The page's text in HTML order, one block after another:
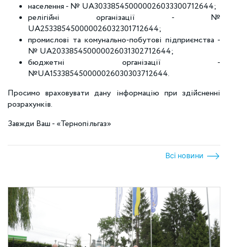
населення - № UA303385450000026033300712644;
релігійні організації - №
UA253385450000026032301712644;
промислові та комунально-побутові підприємства -
№ UA203385450000026031302712644;
бюджетні організації -
№UA153385450000026030303712644.
Просимо враховувати дану інформацію при здійсненні
розрахунків.
Завжди Ваш - «Тернопільгаз»
Всі новини